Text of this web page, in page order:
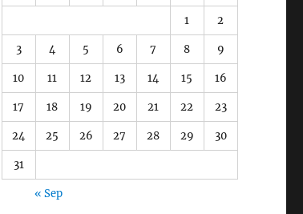
1 2
3 4 5 6 7 8 9
10 11 12 13 14 15 16
17 18 19 20 21 22 23
24 25 26 27 28 29 30
31
« Sep